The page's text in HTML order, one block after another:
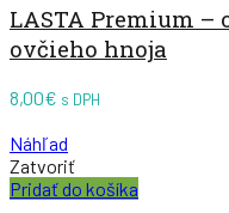
LASTA Premium
ovčieho hnoja
8,00€ s DPH
Náhľad
Zatvoriť
Pridať do košíka